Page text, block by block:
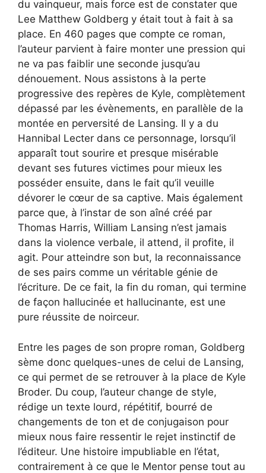
du vainqueur, mais force est de constater que
Lee Matthew Goldberg y était tout à fait à sa
place. En 460 pages que compte ce roman,
l’auteur parvient à faire monter une pression qui
ne va pas faiblir une seconde jusqu’au
dénouement. Nous assistons à la perte
progressive des repères de Kyle, complètement
dépassé par les évènements, en parallèle de la
montée en perversité de Lansing. Il y a du
Hannibal Lecter dans ce personnage, lorsqu’il
apparaît tout sourire et presque misérable
devant ses futures victimes pour mieux les
posséder ensuite, dans le fait qu’il veuille
dévorer le cœur de sa captive. Mais également
parce que, à l’instar de son aîné créé par
Thomas Harris, William Lansing n’est jamais
dans la violence verbale, il attend, il profite, il
agit. Pour atteindre son but, la reconnaissance
de ses pairs comme un véritable génie de
l’écriture. De ce fait, la fin du roman, qui termine
de façon hallucinée et hallucinante, est une
pure réussite de noirceur.
Entre les pages de son propre roman, Goldberg
sème donc quelques-unes de celui de Lansing,
ce qui permet de se retrouver à la place de Kyle
Broder. Du coup, l’auteur change de style,
rédige un texte lourd, répétitif, bourré de
changements de ton et de conjugaison pour
mieux nous faire ressentir le rejet instinctif de
l’éditeur. Une histoire impubliable en l’état,
contrairement à ce que le Mentor pense tout au